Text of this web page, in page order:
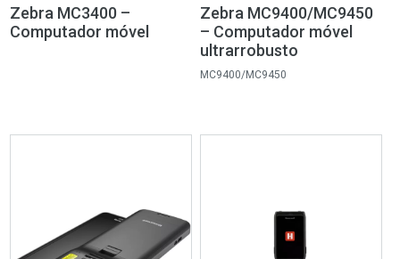
Zebra MC3400 –
Computador móvel
Zebra MC9400/MC9450
– Computador móvel
ultrarrobusto
MC9400/MC9450